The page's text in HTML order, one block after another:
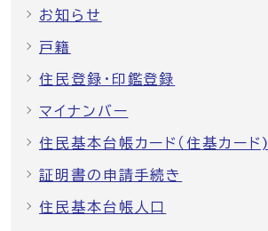
お知らせ
戸籍
住民登録・印鑑登録
マイナンバー
住民基本台帳カード（住基カード)
証明書の申請手続き
住民基本台帳人口